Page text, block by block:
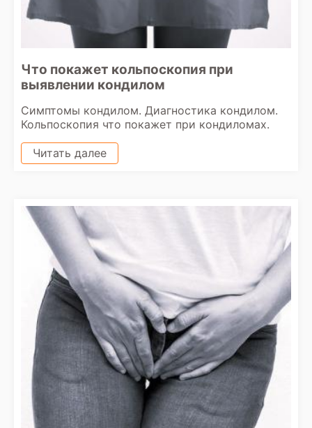
Что покажет кольпоскопия при
выявлении кондилом
Симптомы кондилом. Диагностика кондилом.
Кольпоскопия что покажет при кондиломах.
Читать далее